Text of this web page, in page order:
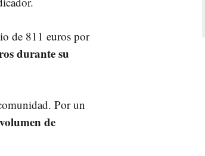
de 811 euros por
durante su
Por un
de